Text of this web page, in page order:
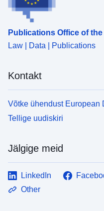
Publications Office of
Law | Data | Publications
Kontakt
Võtke ühendust European
Tellige uudiskiri
Jälgige meid
LinkedIn
Other